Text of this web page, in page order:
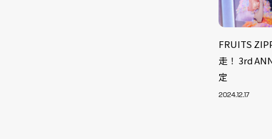
FRUITS
走！ 3rd
定
2024.12.17